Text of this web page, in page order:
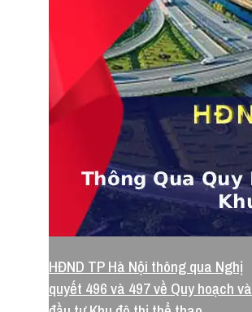
HĐND TP Hà Nội thông qua Nghị
quyết 496 và 497 về Quy hoạch và